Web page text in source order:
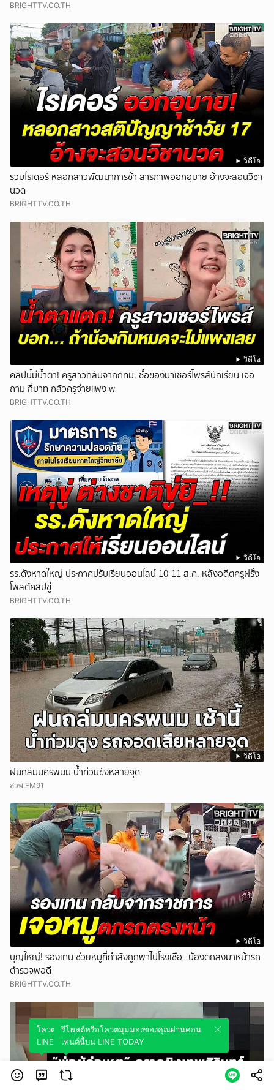
BRIGHTTV.CO.TH
วิดีโอ
รวบไรเดอร์ หลอกสาวพัฒนาการช้า สารภาพออกอุบาย อ้างจะสอนวิชา
นวด
BRIGHTTV.CO.TH
วิดีโอ
คลิปนี้มีน้ำตา! ครูสาวกลับจากกทม. ซื้อของมาเซอร์ไพรส์นักเรียน เจอ
ถาม กี่บาท กลัวครูจ่ายแพง w
BRIGHTTV.CO.TH
วิดีโอ
รร.ดังหาดใหญ่ ประกาศปรับเรียนออนไลน์ 10-11 ส.ค. หลังอดีตครูฝรั่ง
โพสต์คลิปขู่
BRIGHTTV.CO.TH
วิดีโอ
ฝนถล่มนครพนม น้ำท่วมขังหลายจุด
สวพ.FM91
วิดีโอ
บุญใหญ่! รองเทน ช่วยหมูที่กำลังถูกพาไปโรงเชือ_ น้องตกลงมาหน้ารถ
ตำรวจพอดี
BRIGHTTV.CO.TH
โควตมุมมองของคุณผ่านคอนเทนต์นี้บน
LINE TODAY
รีโพสต์หรือโควตมุมมองของคุณผ่านคอน
เทนต์นี้บน LINE TODAY